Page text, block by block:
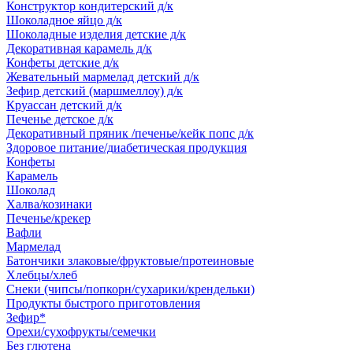
Конструктор кондитерский д/к
Шоколадное яйцо д/к
Шоколадные изделия детские д/к
Декоративная карамель д/к
Конфеты детские д/к
Жевательный мармелад детский д/к
Зефир детский (маршмеллоу) д/к
Круассан детский д/к
Печенье детское д/к
Декоративный пряник /печенье/кейк попс д/к
Здоровое питание/диабетическая продукция
Конфеты
Карамель
Шоколад
Халва/козинаки
Печенье/крекер
Вафли
Мармелад
Батончики злаковые/фруктовые/протеиновые
Хлебцы/хлеб
Снеки (чипсы/попкорн/сухарики/крендельки)
Продукты быстрого приготовления
Зефир*
Орехи/сухофрукты/семечки
Без глютена